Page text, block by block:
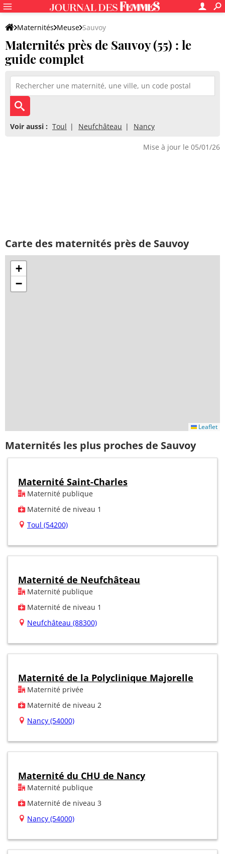
Maternités Meuse Sauvoy
Maternités près de Sauvoy (55) : le
guide complet
Voir aussi : Toul Neufchâteau Nancy
Mise à jour le 05/01/26
Carte des maternités près de Sauvoy
+
−
Leaflet
Maternités les plus proches de Sauvoy
Maternité Saint-Charles
Maternité publique
Maternité de niveau 1
Toul (54200)
Maternité de Neufchâteau
Maternité publique
Maternité de niveau 1
Neufchâteau (88300)
Maternité de la Polyclinique Majorelle
Maternité privée
Maternité de niveau 2
Nancy (54000)
Maternité du CHU de Nancy
Maternité publique
Maternité de niveau 3
Nancy (54000)